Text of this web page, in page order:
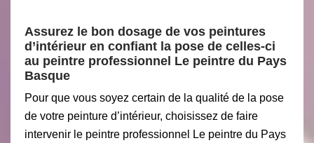
Assurez le bon dosage de vos peintures
d’intérieur en confiant la pose de celles-ci
au peintre professionnel Le peintre du Pays
Basque
Pour que vous soyez certain de la qualité de la pose
de votre peinture d’intérieur, choisissez de faire
intervenir le peintre professionnel Le peintre du Pays